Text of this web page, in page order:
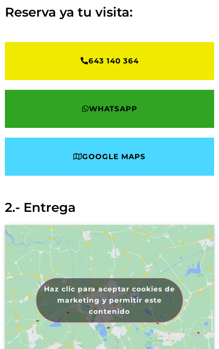
Reserva ya tu visita:
643 140 364
WHATSAPP
GOOGLE MAPS
2.- Entrega
Haz clic para aceptar cookies de
marketing y permitir este
contenido